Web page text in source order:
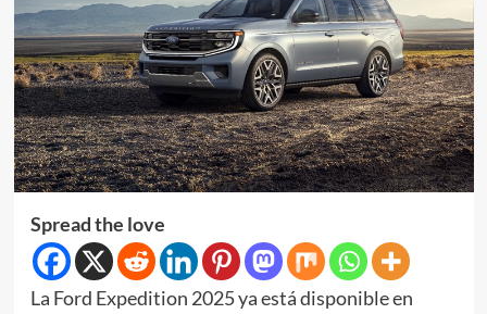
Spread the love
La Ford Expedition 2025 ya está disponible en